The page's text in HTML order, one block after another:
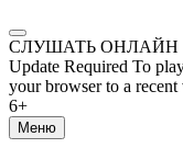
СЛУШАТЬ ОНЛАЙН
Update Required To
your browser to a
6+
Меню